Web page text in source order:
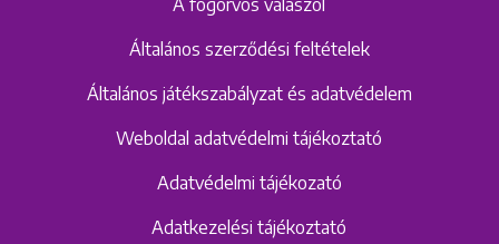
Általános szerződési feltételek
Általános játékszabályzat és adatvédelem
Weboldal adatvédelmi tájékoztató
Adatvédelmi tájékozató
Adatkezelési tájékoztató